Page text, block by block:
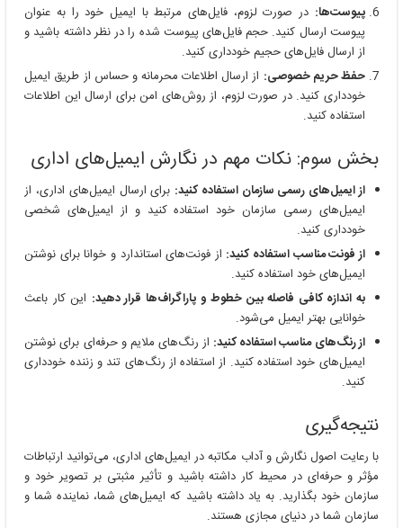
پیوست‌ها: در صورت لزوم، فایل‌های مرتبط با ایمیل خود را به عنوان
پیوست ارسال کنید. حجم فایل‌های پیوست شده را در نظر داشته باشید و
از ارسال فایل‌های حجیم خودداری کنید.
حفظ حریم خصوصی: از ارسال اطلاعات محرمانه و حساس از طریق ایمیل
خودداری کنید. در صورت لزوم، از روش‌های امن برای ارسال این اطلاعات
استفاده کنید.
بخش سوم: نکات مهم در نگارش ایمیل‌های اداری
از ایمیل‌های رسمی سازمان استفاده کنید: برای ارسال ایمیل‌های اداری، از
ایمیل‌های رسمی سازمان خود استفاده کنید و از ایمیل‌های شخصی
خودداری کنید.
از فونت مناسب استفاده کنید: از فونت‌های استاندارد و خوانا برای نوشتن
ایمیل‌های خود استفاده کنید.
به اندازه کافی فاصله بین خطوط و پاراگراف‌ها قرار دهید: این کار باعث
خوانایی بهتر ایمیل می‌شود.
از رنگ‌های مناسب استفاده کنید: از رنگ‌های ملایم و حرفه‌ای برای نوشتن
ایمیل‌های خود استفاده کنید. از استفاده از رنگ‌های تند و زننده خودداری
کنید.
نتیجه‌گیری
با رعایت اصول نگارش و آداب مکاتبه در ایمیل‌های اداری، می‌توانید ارتباطات
مؤثر و حرفه‌ای در محیط کار داشته باشید و تأثیر مثبتی بر تصویر خود و
سازمان خود بگذارید. به یاد داشته باشید که ایمیل‌های شما، نماینده شما و
سازمان شما در دنیای مجازی هستند.